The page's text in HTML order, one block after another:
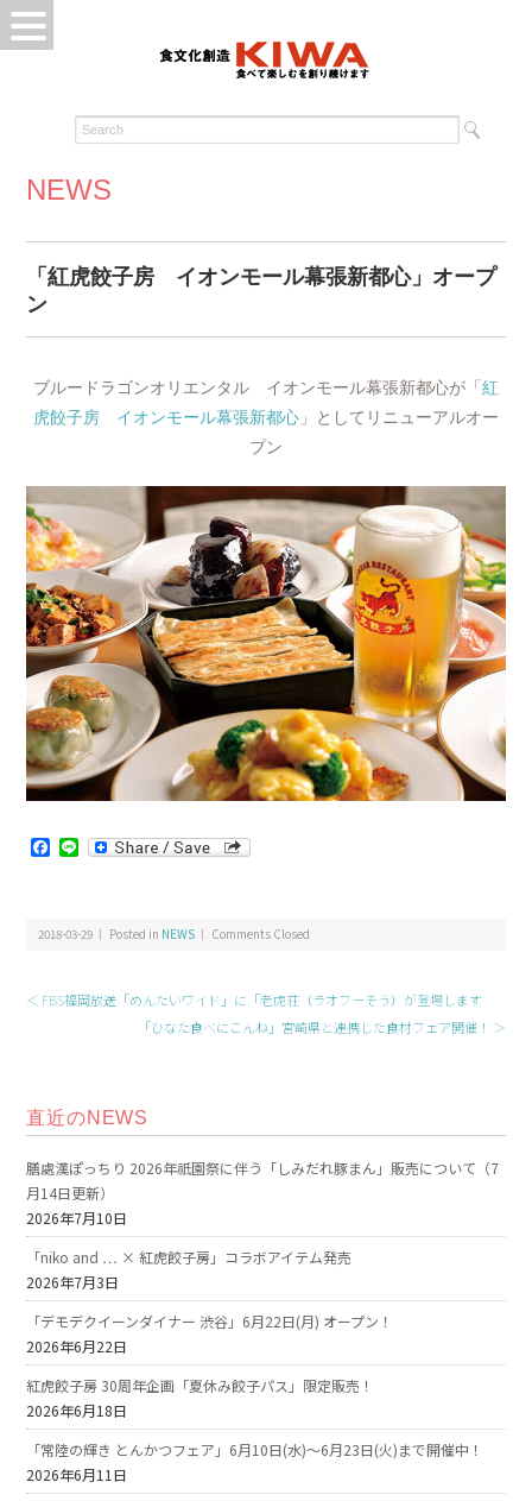
NEWS
「紅虎餃子房 イオンモール幕張新都心」オープ
ン
ブルードラゴンオリエンタル イオンモール幕張新都心が「 紅
虎餃子房 イオンモール幕張新都心 」としてリニューアルオー
プン
Facebook
Line
2018-03-29 ｜ Posted in NEWS ｜ Comments Closed
＜ FBS福岡放送「めんたいワイド」に「老虎荘（ラオフーそう）が登場します
「ひなた食べにこんね」宮崎県と連携した食材フェア開催！ ＞
直近のNEWS
膳處漢ぽっちり 2026年祇園祭に伴う「しみだれ豚まん」販売について（7
月14日更新）
2026年7月10日
「niko and … × 紅虎餃子房」コラボアイテム発売
2026年7月3日
「デモデクイーンダイナー 渋谷」6月22日(月) オープン！
2026年6月22日
紅虎餃子房 30周年企画「夏休み餃子パス」限定販売！
2026年6月18日
「常陸の輝き とんかつフェア」6月10日(水)～6月23日(火)まで開催中！
2026年6月11日